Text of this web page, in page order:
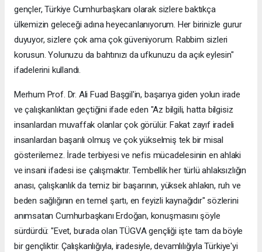
gençler, Türkiye Cumhurbaşkanı olarak sizlere baktıkça
ülkemizin geleceği adına heyecanlanıyorum. Her birinizle gurur
duyuyor, sizlere çok ama çok güveniyorum. Rabbim sizleri
korusun. Yolunuzu da bahtınızı da ufkunuzu da açık eylesin"
ifadelerini kullandı.
Merhum Prof. Dr. Ali Fuad Başgil'in, başarıya giden yolun irade
ve çalışkanlıktan geçtiğini ifade eden "Az bilgili, hatta bilgisiz
insanlardan muvaffak olanlar çok görülür. Fakat zayıf iradeli
insanlardan başarılı olmuş ve çok yükselmiş tek bir misal
gösterilemez. İrade terbiyesi ve nefis mücadelesinin en ahlaki
ve insani ifadesi ise çalışmaktır. Tembellik her türlü ahlaksızlığın
anası, çalışkanlık da temiz bir başarının, yüksek ahlakın, ruh ve
beden sağlığının en temel şartı, en feyizli kaynağıdır" sözlerini
anımsatan Cumhurbaşkanı Erdoğan, konuşmasını şöyle
sürdürdü: "Evet, burada olan TÜGVA gençliği işte tam da böyle
bir gençliktir. Çalışkanlığıyla, iradesiyle, devamlılığıyla Türkiye'yi